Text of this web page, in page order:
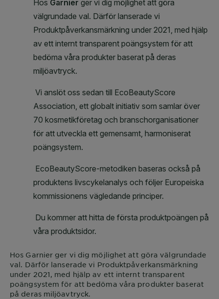
Hos Garnier ger vi dig möjlighet att göra välgrundade
val. Därför lanserade vi Produktpåverkansmärkning
under 2021, med hjälp av ett internt transparent
poängsystem för att bedöma våra produkter baserat
på deras miljöavtryck.